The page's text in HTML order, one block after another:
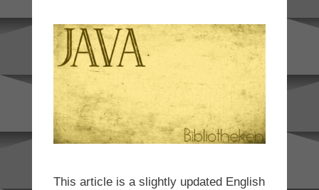
This article is a slightly updated English